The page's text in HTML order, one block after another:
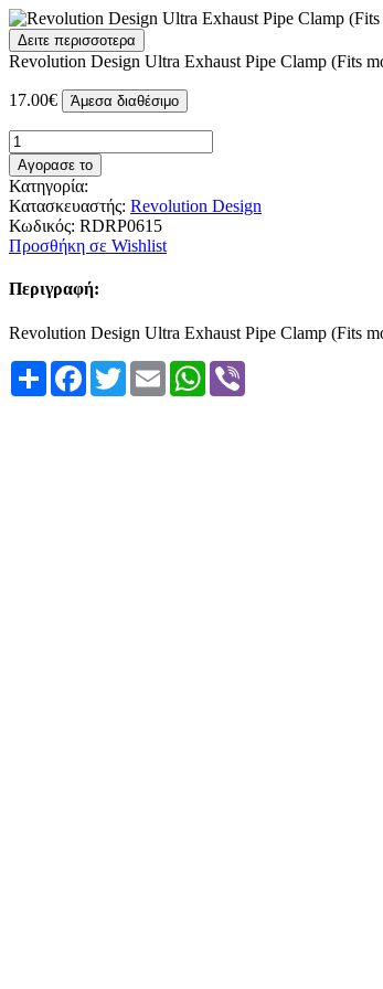
Δειτε περισσοτερα
Revolution Design Ultra Exhaust Pipe Clamp (Fits
17.00€ Άμεσα διαθέσιμο
Αγορασε το
Κατηγορία:
Κατασκευαστής: Revolution Design
Κωδικός: RDRP0615
Προσθήκη σε Wishlist
Περιγραφή:
Revolution Design Ultra Exhaust Pipe Clamp (Fits
Share Facebook
TwitterEmail WhatsApp